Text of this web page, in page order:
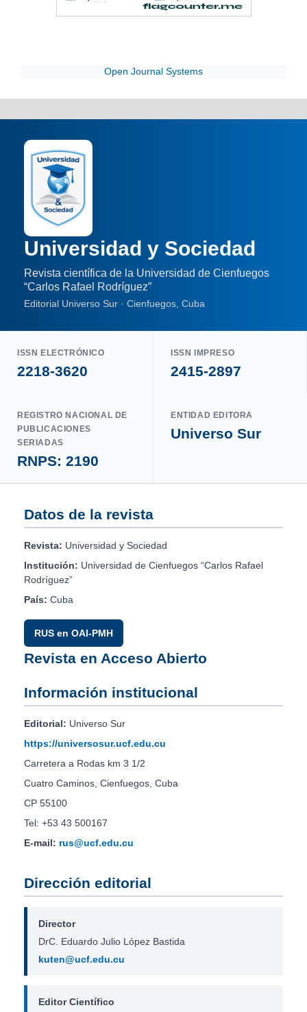
Open Journal Systems
Universidad y Sociedad
Revista científica de la Universidad de Cienfuegos
“Carlos Rafael Rodríguez”
Editorial Universo Sur · Cienfuegos, Cuba
ISSN ELECTRÓNICO
2218-3620
ISSN IMPRESO
2415-2897
REGISTRO NACIONAL DE
PUBLICACIONES
SERIADAS
RNPS: 2190
ENTIDAD EDITORA
Universo Sur
Datos de la revista
Revista: Universidad y Sociedad
Institución: Universidad de Cienfuegos “Carlos Rafael
Rodríguez”
País: Cuba
RUS en OAI-PMH
Revista en Acceso Abierto
Información institucional
Editorial: Universo Sur
https://universosur.ucf.edu.cu
Carretera a Rodas km 3 1/2
Cuatro Caminos, Cienfuegos, Cuba
CP 55100
Tel: +53 43 500167
E-mail: rus@ucf.edu.cu
Dirección editorial
Director
DrC. Eduardo Julio López Bastida
kuten@ucf.edu.cu
Editor Científico